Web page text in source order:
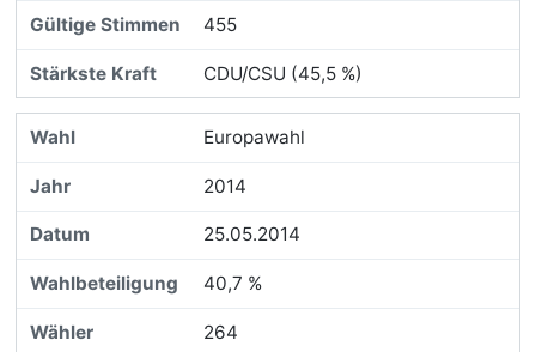
455
CDU/CSU (45,5 %)
Europawahl
2014
25.05.2014
40,7 %
264